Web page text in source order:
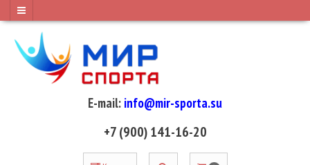
E-mail: info@mir-sporta.su
+7 (900) 141-16-20